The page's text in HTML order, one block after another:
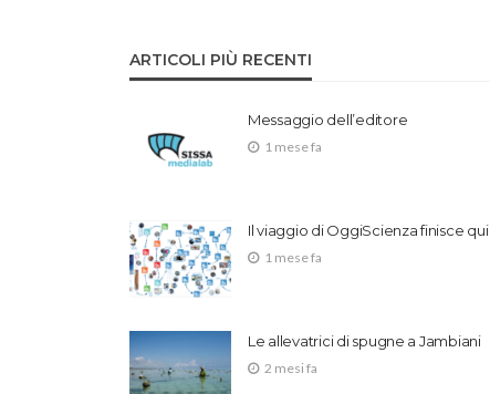
ARTICOLI PIÙ RECENTI
Messaggio dell’editore
1 mese fa
Il viaggio di OggiScienza finisce qui
1 mese fa
Le allevatrici di spugne a Jambiani
2 mesi fa